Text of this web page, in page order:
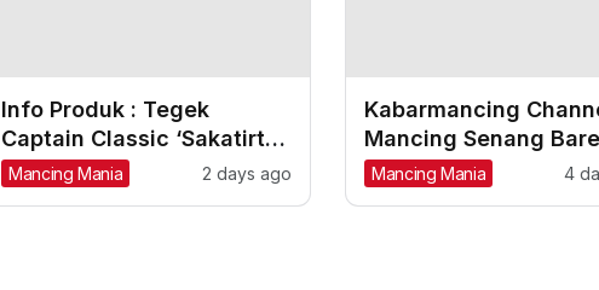
Info Produk : Tegek
Captain Classic ‘Sakatirta’
Size 1,80 m s/d 4,50 m
Mancing Mania 2 days ago
Kabarmancing
Mancing Senang
Kim Joran, Joran
Mancing Mania 4